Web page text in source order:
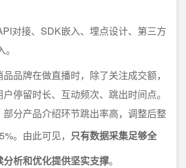
对接、SDK嵌入、埋点设计、第三方
品牌在做直播时，除了关注成交额，
停留时长、互动频次、跳出时间点。
部分产品介绍环节跳出率高，调整后整
。由此可见， 只有数据采集足够全
分析和优化提供坚实支撑。